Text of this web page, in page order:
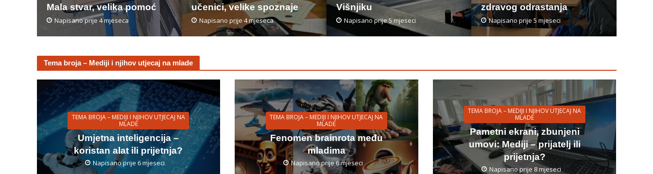
Mala stvar, velika pomoć
Napisano prije 4 mjeseca
učenici, velike spoznaje
Napisano prije 4 mjeseca
Višnjiku
Napisano prije 5 mjeseci
zdravog odrastanja
Napisano prije 5 mjeseci
Tema broja – Mediji i njihov utjecaj na mlade
TEMA BROJA – MEDIJI I NJIHOV UTJECAJ NA
MLADE
Umjetna inteligencija –
koristan alat ili prijetnja?
Napisano prije 6 mjeseci
TEMA BROJA – MEDIJI I NJIHOV UTJECAJ NA
MLADE
Fenomen brainrota među
mladima
Napisano prije 6 mjeseci
TEMA BROJA – MEDIJI I NJIHOV UTJECAJ NA
MLADE
Pametni ekrani, zbunjeni
umovi: Mediji – prijatelj ili
prijetnja?
Napisano prije 8 mjeseci